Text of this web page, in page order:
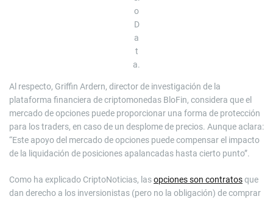
o
D
a
t
a.
Al respecto, Griffin Ardern, director de investigación de la
plataforma financiera de criptomonedas BloFin, considera que el
mercado de opciones puede proporcionar una forma de protección
para los traders, en caso de un desplome de precios. Aunque aclara:
“Este apoyo del mercado de opciones puede compensar el impacto
de la liquidación de posiciones apalancadas hasta cierto punto”.
Como ha explicado CriptoNoticias, lasopciones son contratosque
dan derecho a los inversionistas (pero no la obligación) de comprar